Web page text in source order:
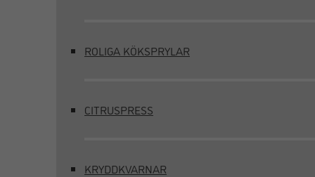
ROLIGA KÖKSPRYLAR
CITRUSPRESS
KRYDDKVARNAR